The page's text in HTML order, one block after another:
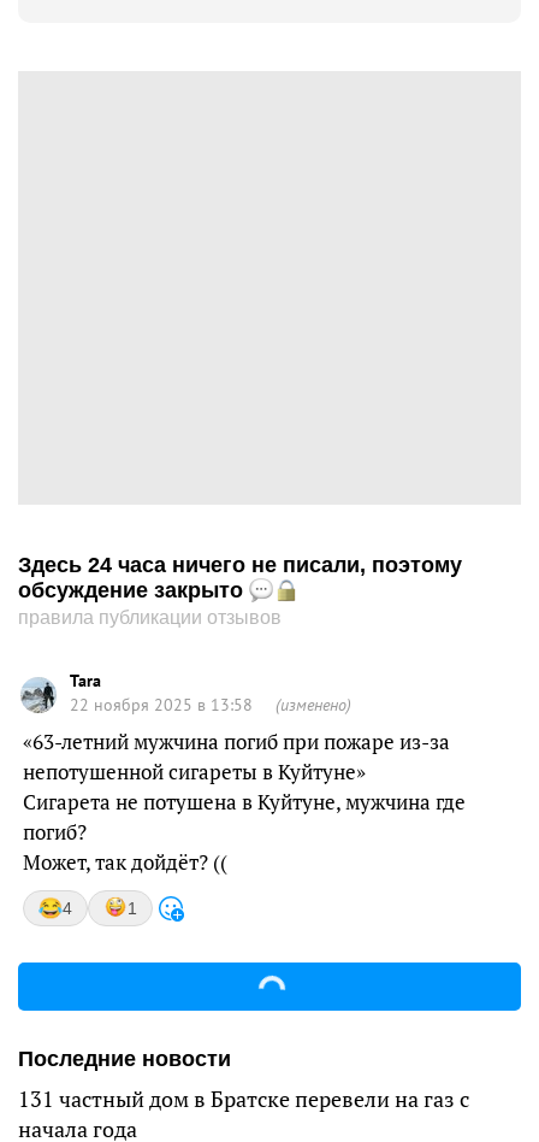
Здесь 24 часа ничего не писали, поэтому
обсуждение закрыто
правила публикации отзывов
Tara
22 ноября 2025 в 13:58
(изменено)
«63-летний мужчина погиб при пожаре из-за
непотушенной сигареты в Куйтуне»
Сигарета не потушена в Куйтуне, мужчина где
погиб?
Может, так дойдёт? ((
4 1
Последние новости
131 частный дом в Братске перевели на газ с
начала года